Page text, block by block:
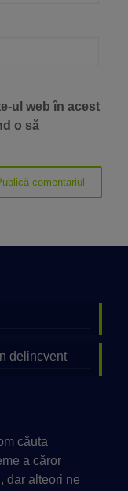
ul web în acest
o să
delincvent
căuta
a căror
dar alteori ne